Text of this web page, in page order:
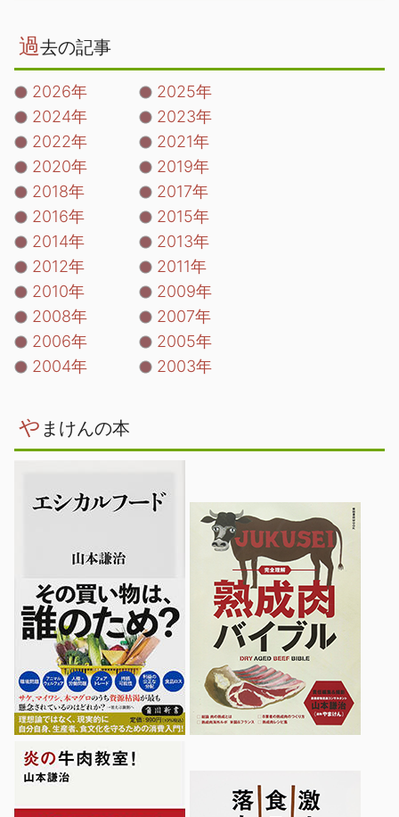
過去の記事
2026年
2025年
2024年
2023年
2022年
2021年
2020年
2019年
2018年
2017年
2016年
2015年
2014年
2013年
2012年
2011年
2010年
2009年
2008年
2007年
2006年
2005年
2004年
2003年
や まけんの本